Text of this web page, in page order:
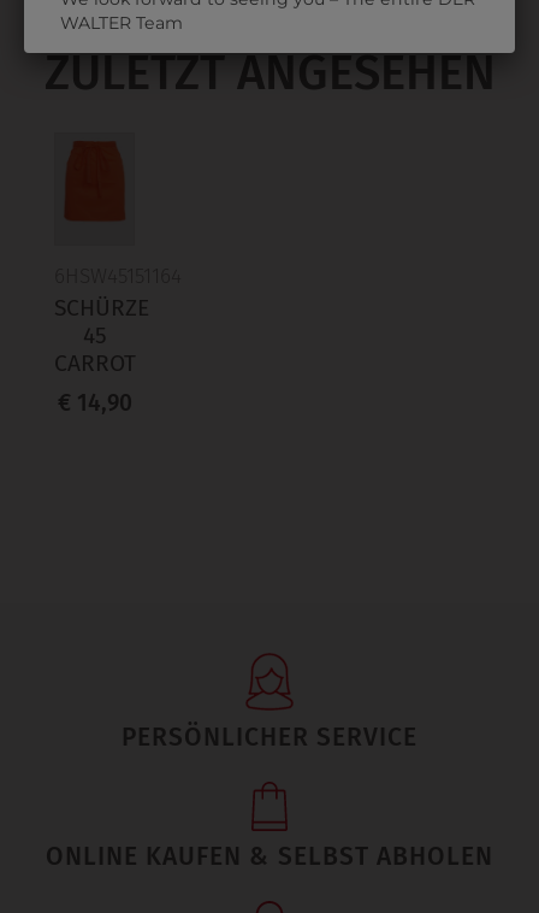
ZULETZT ANGESEHEN
SCHÜRZE
45
CARROT
€ 14,90
PERSÖNLICHER SERVICE
ONLINE KAUFEN & SELBST ABHOLEN
WALTER Team